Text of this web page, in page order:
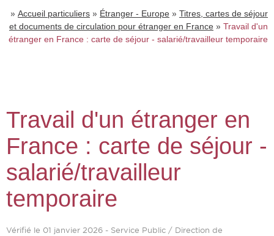
» Accueil particuliers » Étranger - Europe » Titres, cartes de séjour
et documents de circulation pour étranger en France » Travail d'un
étranger en France : carte de séjour - salarié/travailleur temporaire
Travail d'un étranger en
France : carte de séjour -
salarié/travailleur
temporaire
Vérifié le 01 janvier 2026 - Service Public / Direction de